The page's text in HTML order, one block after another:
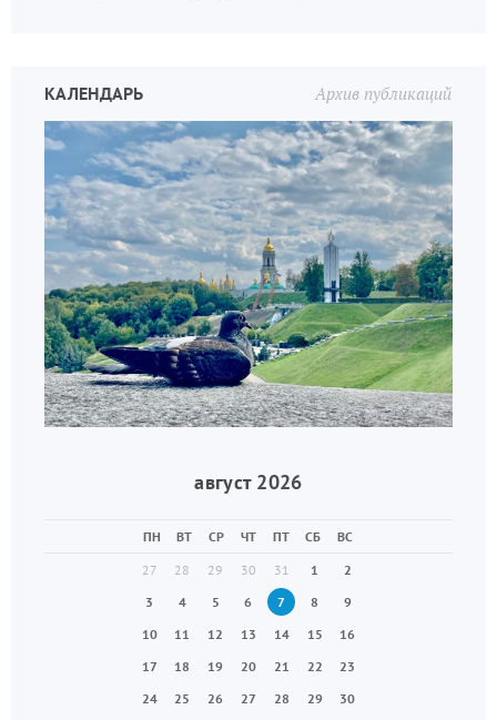
Архив публикаций
КАЛЕНДАРЬ
август 2026
ПН ВТ СР ЧТ ПТ СБ
ВС
27
28 29 30 31 1
2
3
4 5 6 7 8
9
10
11 12 13 14 15
16
17
18 19 20 21 22
23
24
25 26 27 28 29
30